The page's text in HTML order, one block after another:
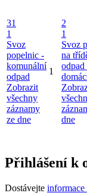
31
1
Svoz
popelnic -
komunální
odpad
Zobrazit
všechny
záznamy
ze dne
1
2
1
Svoz
na
odpad
dne
Přihlášení k
Dostávejte informace